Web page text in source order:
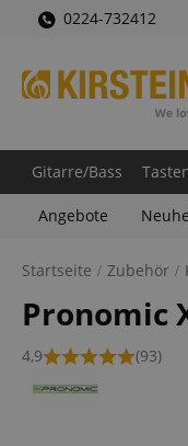
0224-732412
Gitarre/Bass
Angebote
Startseite Zubehör
Pronomic
4,9 (93)